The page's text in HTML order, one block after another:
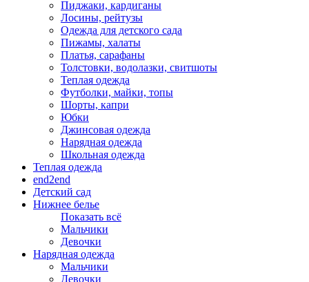
Пиджаки, кардиганы
Лосины, рейтузы
Одежда для детского сада
Пижамы, халаты
Платья, сарафаны
Толстовки, водолазки, свитшоты
Теплая одежда
Футболки, майки, топы
Шорты, капри
Юбки
Джинсовая одежда
Нарядная одежда
Школьная одежда
Теплая одежда
end2end
Детский сад
Нижнее белье
Показать всё
Мальчики
Девочки
Нарядная одежда
Мальчики
Девочки